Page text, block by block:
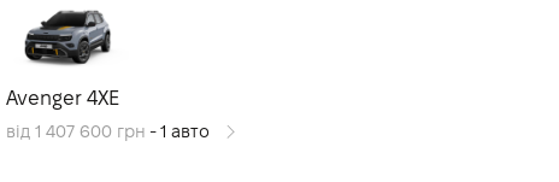
Avenger 4XE
від 1 407 600 грн - 1 авто